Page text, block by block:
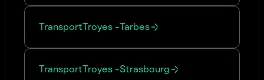
TransportTroyes -Tarbes
TransportTroyes -Strasbourg